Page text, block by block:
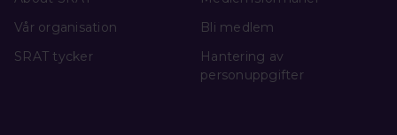
Vår organisation
SRAT tycker
Bli medlem
Hantering av
personuppgifter